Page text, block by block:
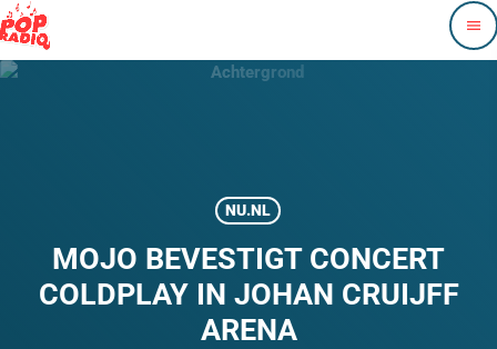
menu
NU.NL
MOJO BEVESTIGT CONCERT
COLDPLAY IN JOHAN CRUIJFF
ARENA